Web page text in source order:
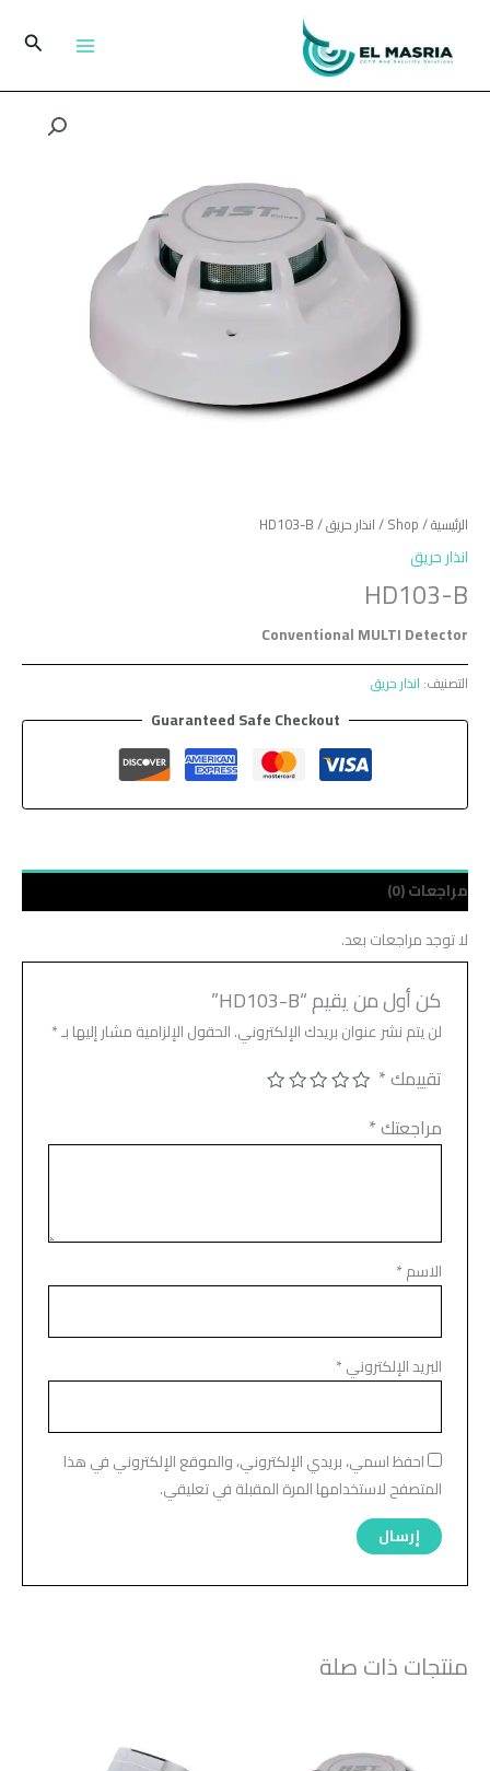
المحتوى
البحث
الرئيسية/
Shop
/انذار حريق/ HD103-B
انذار حريق
HD103-B
Conventional MULTI Detector
التصنيف: انذار حريق
Guaranteed Safe Checkout
مراجعات (0)
لا توجد مراجعات بعد.
كن أول من يقيم “HD103-B”
لن يتم نشر عنوان بريدك الإلكتروني.الحقول الإلزامية مشار إليها بـ*
تقييمك*
مراجعتك*
الاسم*
البريد الإلكتروني*
احفظ اسمي، بريدي الإلكتروني، والموقع الإلكتروني في هذا
المتصفح لاستخدامها المرة المقبلة في تعليقي.
منتجات ذات صلة